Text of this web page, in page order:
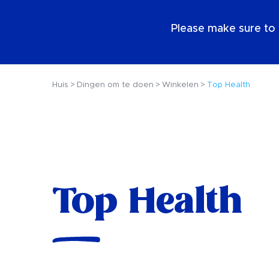
Please make sure
Huis Dingen om te doen Winkelen Top Health
Top Health